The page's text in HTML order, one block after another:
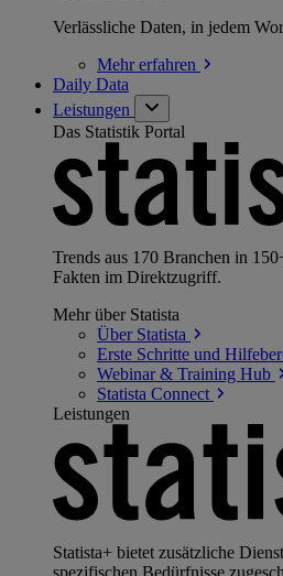
Verlässliche Daten, in jedem
Mehrerfahren
Daily Data
Leistungen
Das Statistik Portal
Trends aus 170 Branchen in
Fakten im Direktzugriff.
Mehr über Statista
Über Statista
Erste Schritte und
Webinar & Training Hub
Statista Connect
Leistungen
Statista+ bietet zusätzliche
spezifischen Bedürfnisse